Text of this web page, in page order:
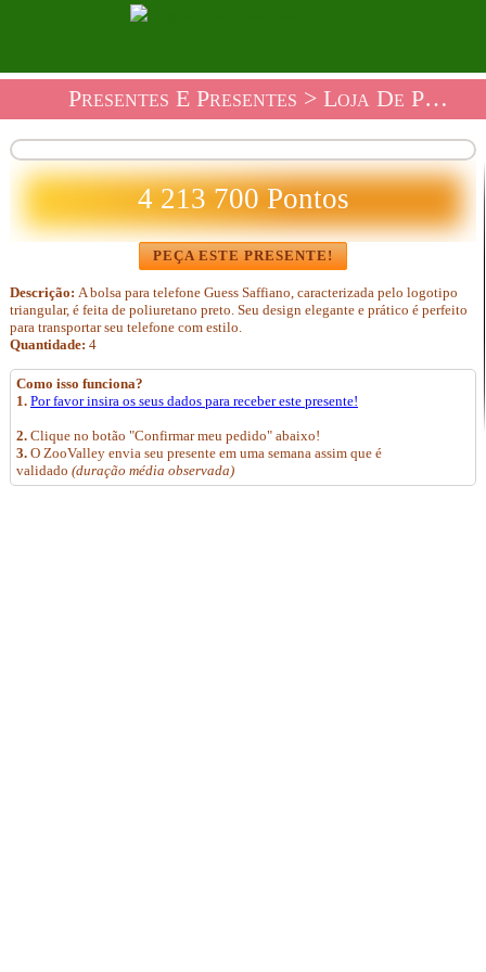
Presentes E Presentes > Loja De Presentes Malas E Acessórios
4 213 700 Pontos
PEÇA ESTE PRESENTE!
Descrição: A bolsa para telefone Guess Saffiano, caracterizada pelo logotipo
triangular, é feita de poliuretano preto. Seu design elegante e prático é perfeito
para transportar seu telefone com estilo.
Quantidade: 4
Como isso funciona?
1. Por favor insira os seus dados para receber este presente!
2.Clique no botão "Confirmar meu pedido" abaixo!
3.O ZooValley envia seu presente em uma semana assim que é
validado (duração média observada)